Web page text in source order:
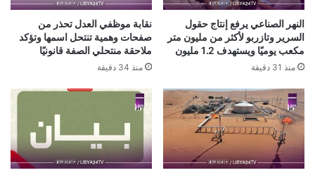
النهر الصناعي يرفع إنتاج حقول
السرير وتازربو لأكثر من مليون متر
مكعب يوميًا ويستهدف 1.2 مليون
منذ 31 دقيقة
نقابة موظفي العدل تحذر من
صفحات وهمية تنتحل اسمها وتؤكد
ملاحقة منتحلي الصفة قانونيًا
منذ 34 دقيقة